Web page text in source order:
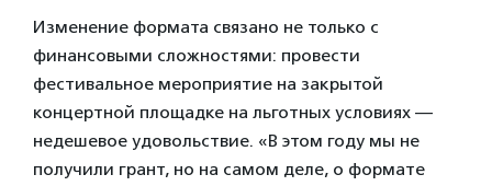
Изменение формата связано не только с
финансовыми сложностями: провести
фестивальное мероприятие на закрытой
концертной площадке на льготных условиях —
недешевое удовольствие. «В этом году мы не
получили грант, но на самом деле, о формате